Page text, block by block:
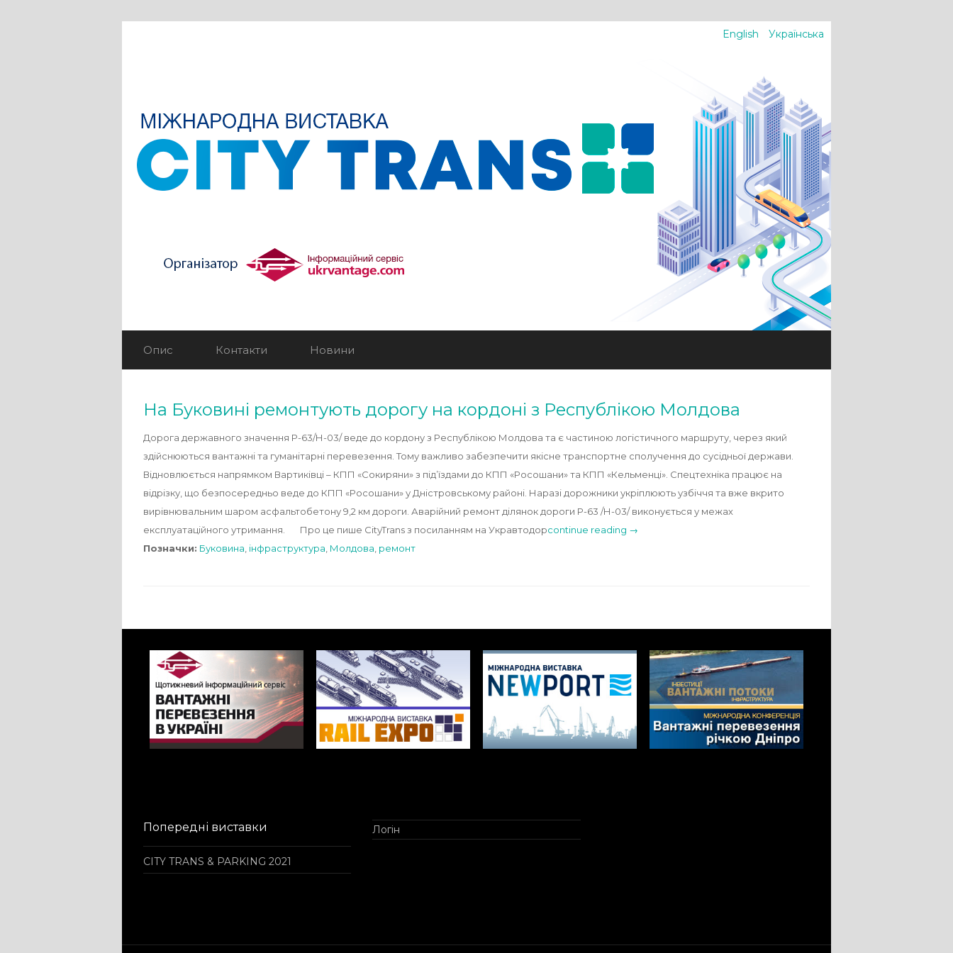
English Українська
Опис Контакти Новини
На Буковині ремонтують дорогу на кордоні з Республікою Молдова
Дорога державного значення Р-63/Н-03/ веде до кордону з Республікою Молдова та є частиною логістичного маршруту, через який
здійснюються вантажні та гуманітарні перевезення. Тому важливо забезпечити якісне транспортне сполучення до сусідньої держави.
Відновлюється напрямком Вартиківці – КПП «Сокиряни» з під’їздами до КПП «Росошани» та КПП «Кельменці». Спецтехніка працює на
відрізку, що безпосередньо веде до КПП «Росошани» у Дністровському районі. Наразі дорожники укріплюють узбіччя та вже вкрито
вирівнювальним шаром асфальтобетону 9,2 км дороги. Аварійний ремонт ділянок дороги Р-63 /Н-03/ виконується у межах
експлуатаційного утримання. Про це пише CityTrans з посиланням на Укравтодорcontinue reading →
Позначки: Буковина інфраструктура Молдова ремонт
Попередні виставки
CITY TRANS & PARKING 2021
Логін